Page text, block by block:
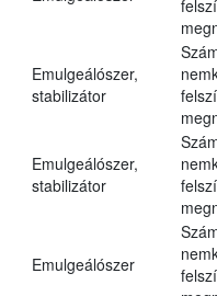
Emulgeálószer,
stabilizátor
Emulgeálószer,
stabilizátor
Emulgeálószer